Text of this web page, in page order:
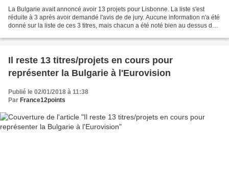
La Bulgarie avait annoncé avoir 13 projets pour Lisbonne. La liste s'est
réduite à 3 après avoir demandé l'avis de de jury. Aucune information n'a été
donné sur la liste de ces 3 titres, mais chacun a été noté bien au dessus de
Il reste 13 titres/projets en cours pour
représenter la Bulgarie à l'Eurovision
Publié le 02/01/2018 à 11:38
Par France12points